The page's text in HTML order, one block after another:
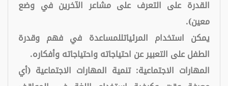
القدرة على التعرف على مشاعر الآخرين في وضع
معين).
يمكن استخدام المرئياتللمساعدة في فهم وقدرة
الطفل على التعبير عن احتياجاته واحتياجاته وأفكاره.
المهارات الاجتماعية: تنمية المهارات الاجتماعية (أي